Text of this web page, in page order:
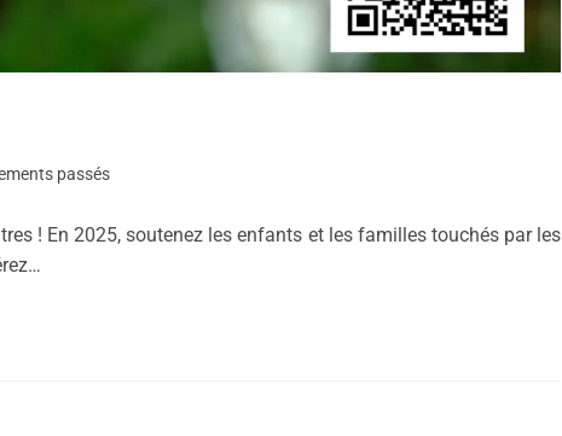
passés
! En 2025, soutenez les enfants et les familles touchés par les